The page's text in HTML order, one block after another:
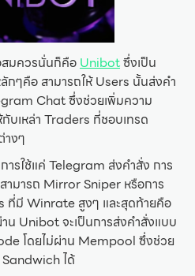
สมควรนั่นก็คือUnibotซึ่งเป็น
ๆคือ สามารถให้ Users นั้นส่งคำ
Chat ซึ่งช่วยเพิ่มความ
บเหล่า Traders ที่ชอบเทรด
างๆ
รใช้แค่ Telegram ส่งคำสั่ง การ
มารถ Mirror Sniper หรือการ
มี Winrate สูงๆ และสุดท้ายคือ
น Unibot จะเป็นการส่งคำสั่งแบบ
โดยไม่ผ่าน Mempool ซึ่งช่วย
ได้